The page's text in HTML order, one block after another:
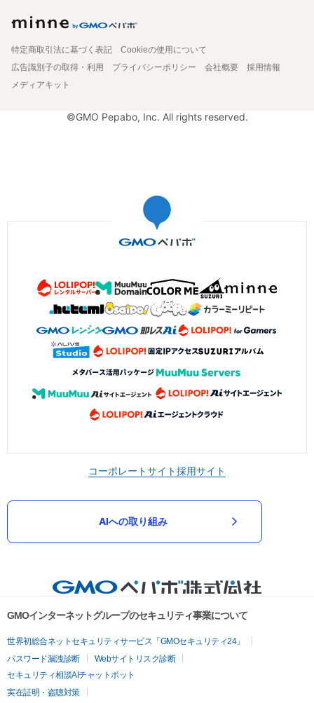
特定商取引法に基づく表記
Cookieの使用について
広告識別子の取得・利用
プライバシーポリシー 会社概要
採用情報
メディアキット
©GMO Pepabo, Inc. All rights reserved.
コーポレートサイト採用サイト
AIへの取り組み
GMOインターネットグループのセキュリティ事業について
世界初総合ネットセキュリティサービス「GMOセキュリティ24」
パスワード漏洩診断
Webサイトリスク診断
セキュリティ相談AIチャットボット
実在証明・盗聴対策